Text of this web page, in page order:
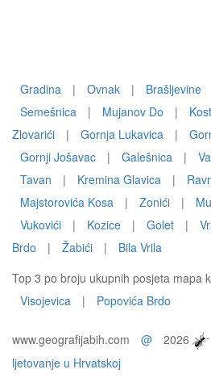
Gradina | Ovnak | Brašljevine
Semešnica
| Mujanov Do |
Zlovarići
| Gornja Lukavica |
Gornji Jošavac
| Galešnica |
Tavan
| Kremina Glavica |
Majstorovića Kosa
| Zonići |
Vukovići
| Kozice | Golet |
Brdo
| Žabići |
Bila Vrila
Top 3 po broju ukupnih posjeta mapa
Visojevica
| Popovića Brdo
www.geografijabih.com @ 2026
ljetovanje u Hrvatskoj